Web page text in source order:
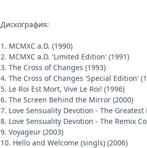
Дискография:
1. MCMXC a.D. (1990)
2. MCMXC a.D. 'Limited Edition' (1991)
3. The Cross of Changes (1993)
4. The Cross of Changes 'Special Edition'
5. Le Roi Est Mort, Vive Le Roi! (1996)
6. The Screen Behind the Mirror (2000)
7. Love Sensuality Devotion - The Greatest
8. Love Sensuality Devotion - The Remix
9. Voyageur (2003)
10. Hello and Welcome (singls) (2006)